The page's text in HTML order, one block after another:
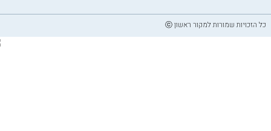
כל הזכויות שמורות למקור ראשון ⓒ